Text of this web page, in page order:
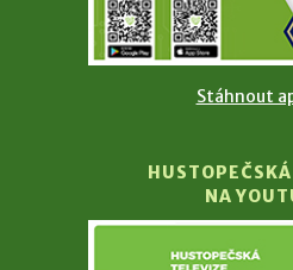
Stáhnout
NA